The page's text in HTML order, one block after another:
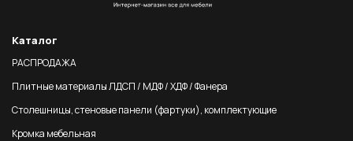
Каталог
РАСПРОДАЖА
Плитные материалы ЛДСП / МДФ / ХДФ / Фанера
Столешницы, стеновые панели (фартуки), комплектующие
Кромка мебельная